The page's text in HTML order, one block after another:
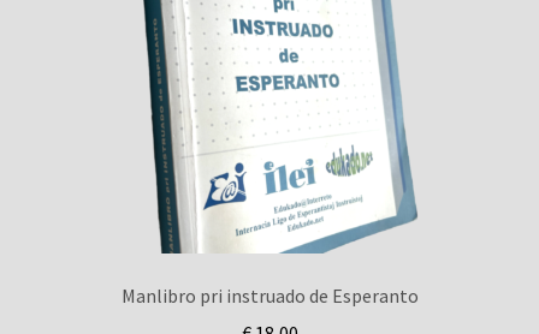
Manlibro pri instruado de Esperanto